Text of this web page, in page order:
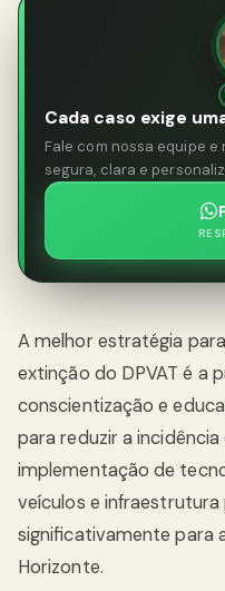
Cada caso exige
Fale com nossa equipe
segura, clara e
A melhor estratégia
extinção do DPVAT é a
conscientização e
para reduzir a
implementação de
veículos e
significativamente para
Horizonte.